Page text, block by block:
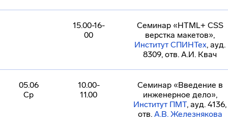
15.00-16-
00
Семинар «HTML+ CSS
верстка макетов»,
Институт СПИНТех, ауд.
8309, отв. А.И. Квач
05.06
Ср
10.00-
11.00
Семинар «Введение в
инженерное дело»,
Институт ПМТ, ауд. 4136,
отв. А.В. Железнякова